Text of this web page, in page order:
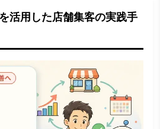
活用した店舗集客の実践手